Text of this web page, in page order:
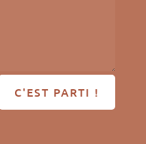
C'EST PARTI !